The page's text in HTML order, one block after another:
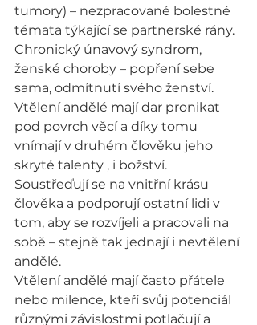
tumory) – nezpracované bolestné
témata týkající se partnerské rány.
Chronický únavový syndrom,
ženské choroby – popření sebe
sama, odmítnutí svého ženství.
Vtělení andělé mají dar pronikat
pod povrch věcí a díky tomu
vnímají v druhém člověku jeho
skryté talenty , i božství.
Soustřeďují se na vnitřní krásu
člověka a podporují ostatní lidi v
tom, aby se rozvíjeli a pracovali na
sobě – stejně tak jednají i nevtělení
andělé.
Vtělení andělé mají často přátele
nebo milence, kteří svůj potenciál
různými závislostmi potlačují a